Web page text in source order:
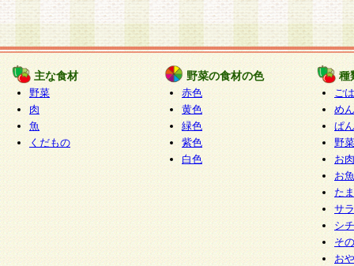
主な食材
野菜
肉
魚
くだもの
野菜の食材の色
赤色
黄色
緑色
紫色
白色
種
ご
めん
ぱん
野
お
お
た
サ
シ
そ
お